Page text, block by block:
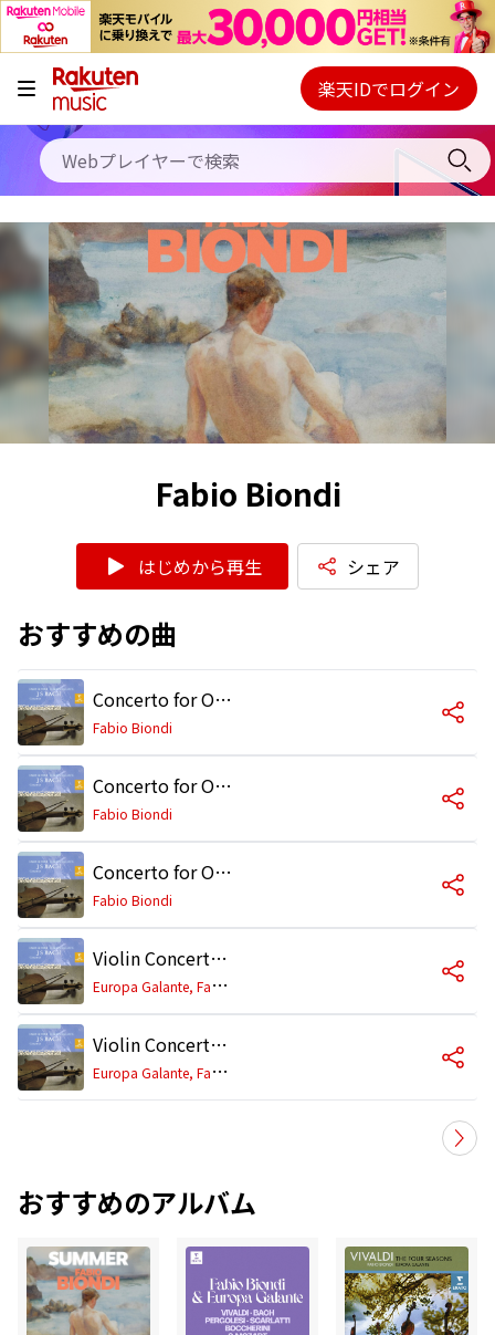
キャンペーン
料金プラン
使い方
初回30日間無料お試し
Webプレイヤー
ご契約内容の確認・変更
楽天IDでログイン
Fabio Biondi
はじめから再生 シェア
おすすめの曲
Concerto for Oboe and Violin in C Minor, BWV 1060R: I. Allegro
Fabio Biondi
Concerto for Oboe and Violin in C Minor, BWV 1060R: II. Adagio
Fabio Biondi
Concerto for Oboe and Violin in C Minor, BWV 1060R: III. Allegro
Fabio Biondi
Violin Concerto in G Minor, BWV 1056R: I. —
E
uropa Galante, Fabio Biondi
Violin Concerto in G Minor, BWV 1056R: II. Largo
E
uropa Galante, Fabio Biondi
おすすめのアルバム